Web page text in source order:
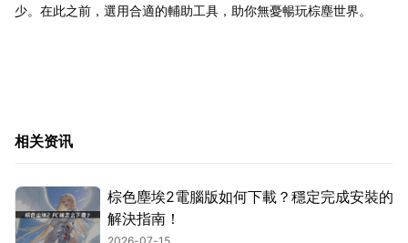
少。在此之前，選用合適的輔助工具，助你無憂暢玩棕塵世界。
相关资讯
棕色塵埃2電腦版如何下載？穩定完成安裝的
解決指南！